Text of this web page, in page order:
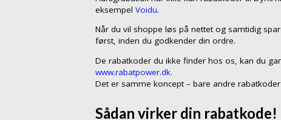
eksempel Voidu.
Når du vil shoppe løs på nettet og samtidig
først, inden du godkender din ordre.
De rabatkoder du ikke finder hos os, kan du
www.rabatpower.dk.
Det er samme koncept – bare andre
Sådan virker din rabatkode!